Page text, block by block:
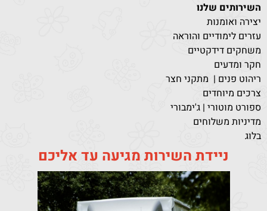
השירותים שלנו
יצירה ואומנות
עזרים לימודיים והוראה
משחקים דידקטיים
חקר ומדעים
ריהוט פנים | מתקני חצר
צרכים מיוחדים
ספורט מוטורי | ג'ימבורי
מדיניות משלוחים
בלוג
ניידת השירות מגיעה עד אליכם